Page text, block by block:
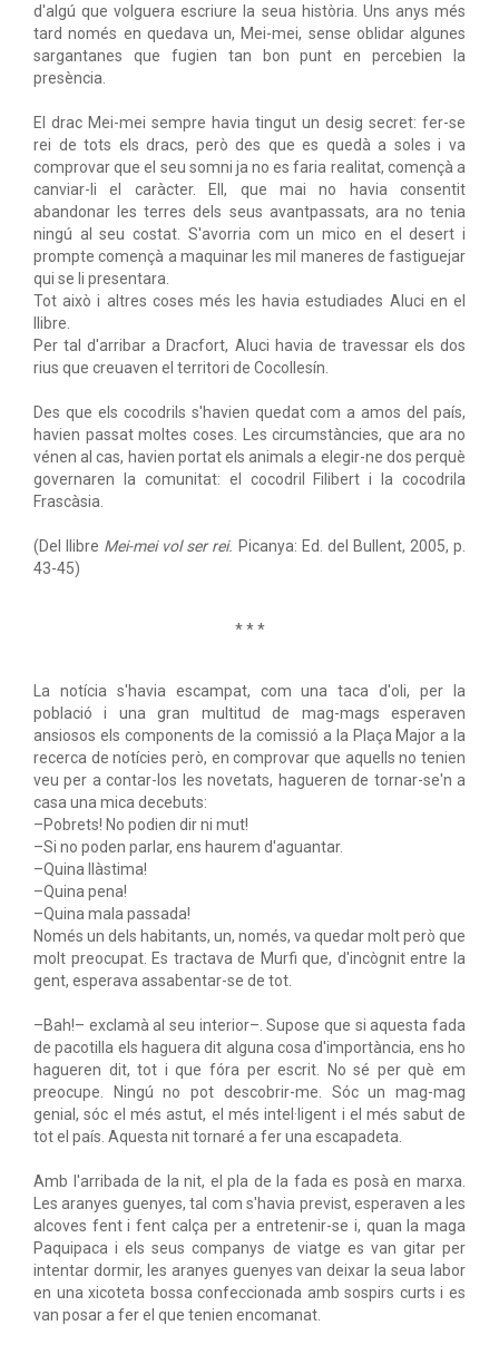
d'algú que volguera escriure la seua història. Uns anys més
tard només en quedava un, Mei-mei, sense oblidar algunes
sargantanes que fugien tan bon punt en percebien la
presència.
El drac Mei-mei sempre havia tingut un desig secret: fer-se
rei de tots els dracs, però des que es quedà a soles i va
comprovar que el seu somni ja no es faria realitat, començà a
canviar-li el caràcter. Ell, que mai no havia consentit
abandonar les terres dels seus avantpassats, ara no tenia
ningú al seu costat. S'avorria com un mico en el desert i
prompte començà a maquinar les mil maneres de fastiguejar
qui se li presentara.
Tot això i altres coses més les havia estudiades Aluci en el
llibre.
Per tal d'arribar a Dracfort, Aluci havia de travessar els dos
rius que creuaven el territori de Cocollesín.
Des que els cocodrils s'havien quedat com a amos del país,
havien passat moltes coses. Les circumstàncies, que ara no
vénen al cas, havien portat els animals a elegir-ne dos perquè
governaren la comunitat: el cocodril Filibert i la cocodrila
Frascàsia.
(Del llibre Mei-mei vol ser rei. Picanya: Ed. del Bullent, 2005, p.
43-45)
* * *
La notícia s'havia escampat, com una taca d'oli, per la
població i una gran multitud de mag-mags esperaven
ansiosos els components de la comissió a la Plaça Major a la
recerca de notícies però, en comprovar que aquells no tenien
veu per a contar-los les novetats, hagueren de tornar-se'n a
casa una mica decebuts:
–Pobrets! No podien dir ni mut!
–Si no poden parlar, ens haurem d'aguantar.
–Quina llàstima!
–Quina pena!
–Quina mala passada!
Només un dels habitants, un, només, va quedar molt però que
molt preocupat. Es tractava de Murfi que, d'incògnit entre la
gent, esperava assabentar-se de tot.
–Bah!– exclamà al seu interior–. Supose que si aquesta fada
de pacotilla els haguera dit alguna cosa d'importància, ens ho
hagueren dit, tot i que fóra per escrit. No sé per què em
preocupe. Ningú no pot descobrir-me. Sóc un mag-mag
genial, sóc el més astut, el més intel·ligent i el més sabut de
tot el país. Aquesta nit tornaré a fer una escapadeta.
Amb l'arribada de la nit, el pla de la fada es posà en marxa.
Les aranyes guenyes, tal com s'havia previst, esperaven a les
alcoves fent i fent calça per a entretenir-se i, quan la maga
Paquipaca i els seus companys de viatge es van gitar per
intentar dormir, les aranyes guenyes van deixar la seua labor
en una xicoteta bossa confeccionada amb sospirs curts i es
van posar a fer el que tenien encomanat.